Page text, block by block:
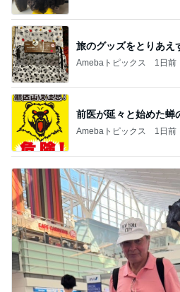
旅のグッズをとりあえ
Amebaトピックス 1日前
前医が延々と始めた蝉
Amebaトピックス 1日前